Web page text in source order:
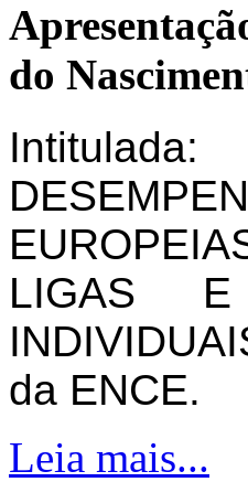
do
LIGAS
da ENCE.
Leia mais...